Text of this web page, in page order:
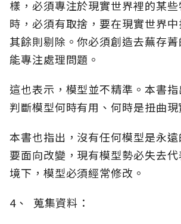
樣，必須專注於現實世界裡的某
時，必須有取捨，要在現實世界中
其餘則剔除。你必須創造去蕪存
能專注處理問題。
這也表示，模型並不精準。本書指
判斷模型何時有用、何時是扭曲現
本書也指出，沒有任何模型是永
要面向改變，現有模型勢必失去
境下，模型必須經常修改。
4、 蒐集資料：